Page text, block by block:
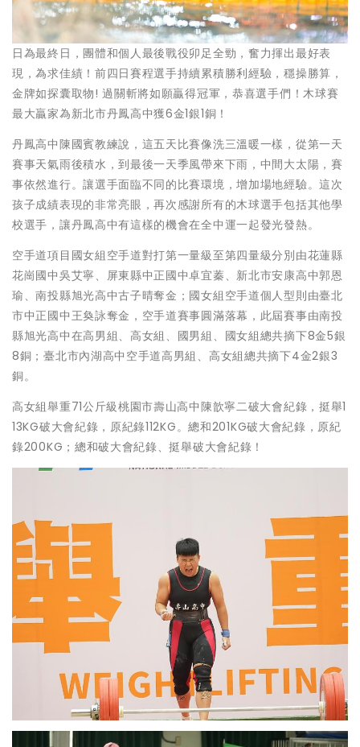
日為最終日，團體和個人最後戰役卯足全勁，奮力揮出最好表
現，為求佳績！前四日賽程選手持續累積勝利經驗，穩操勝算，
金牌如探囊取物! 過關斬將如願贏得冠軍，恭喜選手們！木球賽
最大贏家為新北市丹鳳高中獲6金1銀1銅！
丹鳳高中陳國賓教練說，這五天比賽像洗三溫暖一樣，從第一天
賽事天氣雨後積水，到最後一天季風帶來下雨，中間大太陽，賽
事依然進行。讓選手面臨不同的比賽環境，增加場地經驗。這次
孩子成績表現的非常亮眼，再次感謝所有的木球選手包括其他學
校選手，讓丹鳳高中有這樣的機會在全中運一起發光發熱。
空手道項目國女組空手道對打第一量級至第四量級分別由花蓮縣
花崗國中吳艾寧、屏東縣中正國中卓宜蓁、新北市安康高中郭恩
瑜、南投縣旭光高中古子晴奪金；國女組空手道個人型則由臺北
市中正國中王奐詠奪金，空手道賽事圓滿落幕，此屆賽事由南投
縣旭光高中在高男組、高女組、國男組、國女組總共摘下8金5銀
8銅；臺北市內湖高中空手道高男組、高女組總共摘下4金2銀3
銅。
高女組舉重71公斤級桃園市壽山高中陳歆寧二破大會紀錄，挺舉1
13KG破大會紀錄，原紀錄112KG。總和201KG破大會紀錄，原紀
錄200KG；總和破大會紀錄、挺舉破大會紀錄！